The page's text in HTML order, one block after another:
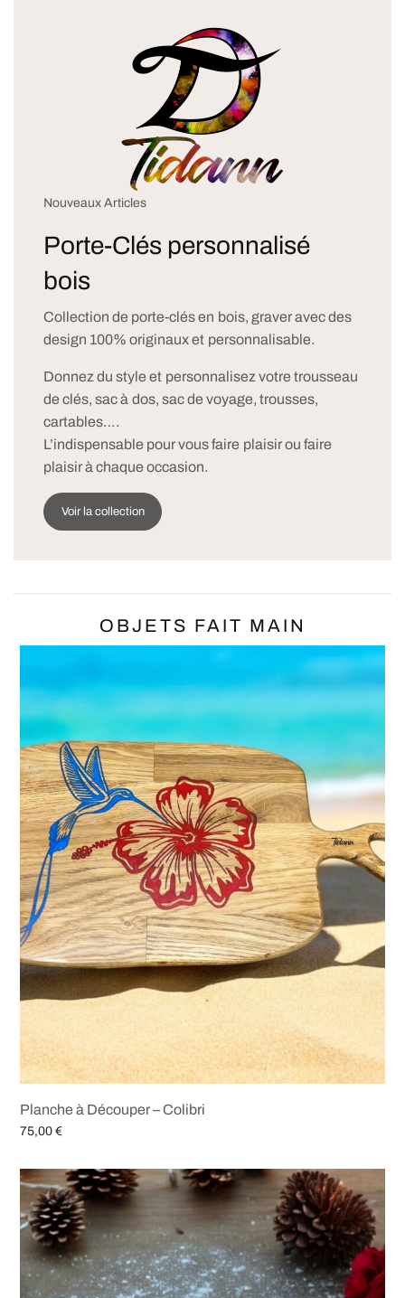
Nouveaux Articles
Porte-Clés personnalisé
bois
Collection de porte-clés en bois, graver avec des
design 100% originaux et personnalisable.
Donnez du style et personnalisez votre trousseau
de clés, sac à dos, sac de voyage, trousses,
cartables….
L’indispensable pour vous faire plaisir ou faire
plaisir à chaque occasion.
Voir la collection
OBJETS FAIT MAIN
Planche à Découper – Colibri
75,00 €